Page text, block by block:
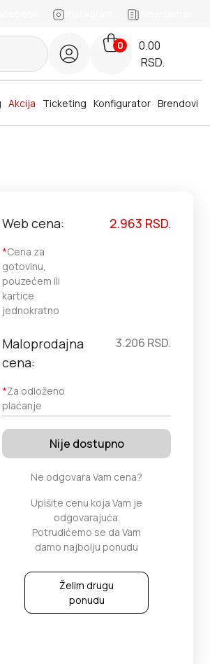
Instagram Newsletter
0
0.00
RSD.
Brendovi
Akcija Ticketing Konfigurator
Web cena:
*Cena za
gotovinu,
pouzećem ili
kartice
jednokratno
2.963 RSD.
Maloprodajna
cena:
*Za odloženo
plaćanje
3.206 RSD.
Nije dostupno
Ne odgovara Vam cena?
Upišite cenu koja Vam je
odgovarajuća.
Potrudićemo se da Vam
damo najbolju ponudu
Želim drugu
ponudu